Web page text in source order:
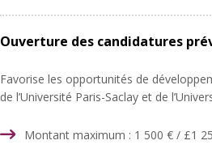
Ouverture des candidatures
Favorise les opportunités de
de l’Université Paris-Saclay et de
Montant maximum : 1 500 € / £1